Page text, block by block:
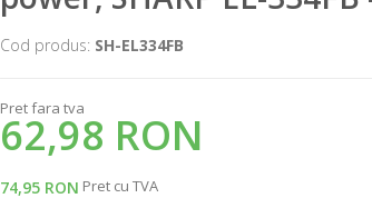
Cod produs: SH-EL334FB
Pret fara tva
62,98 RON
74,95 RON Pret cu TVA